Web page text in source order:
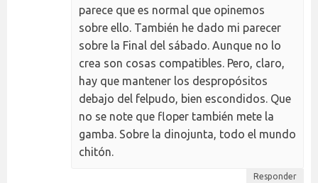
parece que es normal que opinemos
sobre ello. También he dado mi parecer
sobre la Final del sábado. Aunque no lo
crea son cosas compatibles. Pero, claro,
hay que mantener los despropósitos
debajo del felpudo, bien escondidos. Que
no se note que floper también mete la
gamba. Sobre la dinojunta, todo el mundo
chitón.
Responder